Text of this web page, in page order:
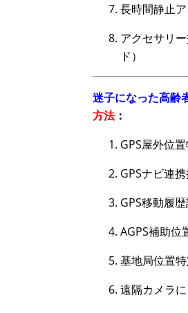
長時間静止ア
アクセサリ
ド）
迷子になった高齢
方法：
GPS屋外位
GPSナビ連
GPS移動履
AGPS補助位
基地局位置特
遠隔カメラ